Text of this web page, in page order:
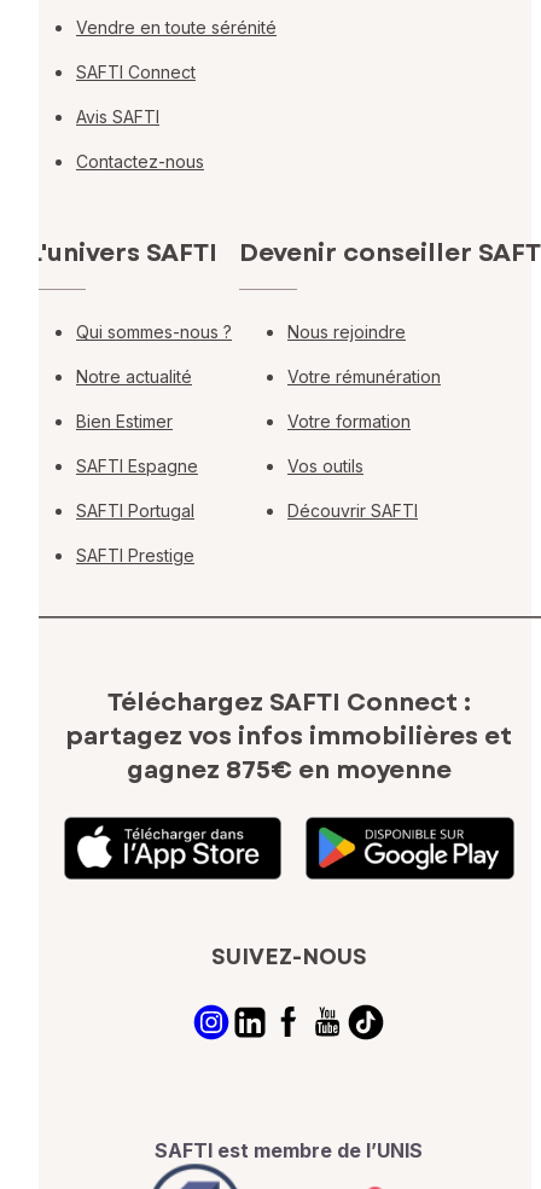
Vendre en toute sérénité
SAFTI Connect
Avis SAFTI
Contactez-nous
L'univers SAFTI
Qui sommes-nous ?
Notre actualité
Bien Estimer
SAFTI Espagne
SAFTI Portugal
SAFTI Prestige
Devenir conseiller
Nous rejoindre
Votre rémunération
Votre formation
Vos outils
Découvrir SAFTI
Téléchargez SAFTI Connect :
partagez vos infos immobilières et
gagnez 875€ en moyenne
SUIVEZ-NOUS
SAFTI est membre de l’UNIS